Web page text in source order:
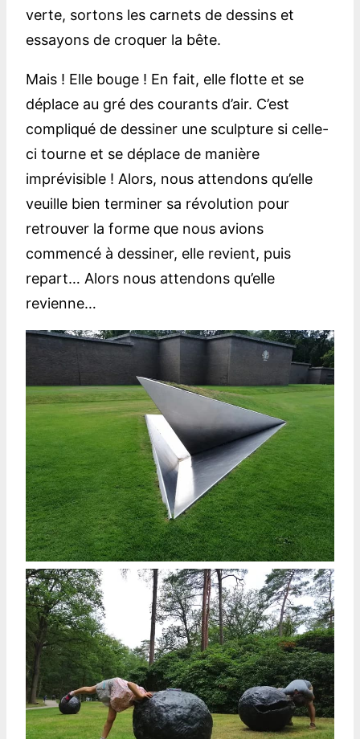
verte, sortons les carnets de dessins et
essayons de croquer la bête.
Mais ! Elle bouge ! En fait, elle flotte et se
déplace au gré des courants d’air. C’est
compliqué de dessiner une sculpture si celle-
ci tourne et se déplace de manière
imprévisible ! Alors, nous attendons qu’elle
veuille bien terminer sa révolution pour
retrouver la forme que nous avions
commencé à dessiner, elle revient, puis
repart… Alors nous attendons qu’elle
revienne…